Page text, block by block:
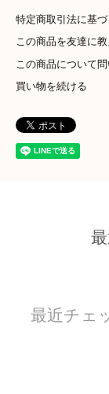
特定商取引法に基づ
この商品を友達に教
この商品について
買い物を続ける
最近チェ